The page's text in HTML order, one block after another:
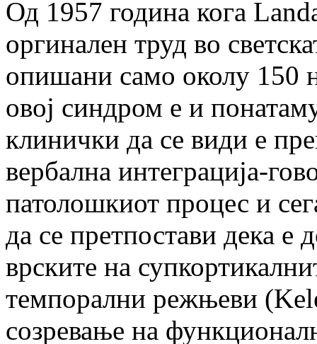
Од 1957 година кога
оргинален труд во
опишани само околу 150
овој синдром е и
клинички да се види е
вербална интеграција-
патолошкиот процес и
да се претпостави дека е
врските на
темпорални режњеви
созревање на